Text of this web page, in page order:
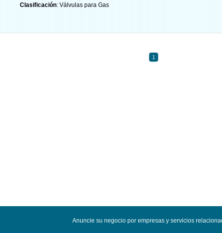
Clasificación: Válvulas para Gas
1
Anuncie su negocio por empresas y servicios